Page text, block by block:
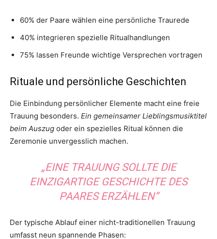
60% der Paare wählen eine persönliche Traurede
40% integrieren spezielle Ritualhandlungen
75% lassen Freunde wichtige Versprechen vortragen
Rituale und persönliche Geschichten
Die Einbindung persönlicher Elemente macht eine freie
Trauung besonders. Ein gemeinsamer Lieblingsmusiktitel
beim Auszug oder ein spezielles Ritual können die
Zeremonie unvergesslich machen.
„EINE TRAUUNG SOLLTE DIE
EINZIGARTIGE GESCHICHTE DES
PAARES ERZÄHLEN“
Der typische Ablauf einer nicht-traditionellen Trauung
umfasst neun spannende Phasen: